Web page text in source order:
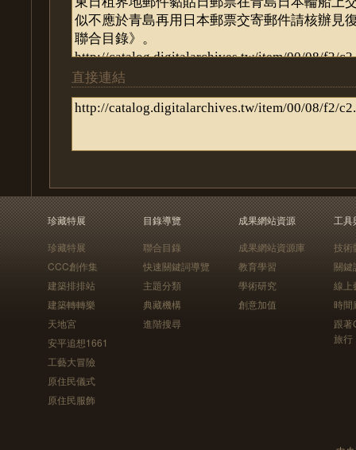
直接連結
珍藏特展
珍藏特展
CCC創作集
建築排排站
建築轉轉樂
天地宮
安平追想1661
工藝大冒險
原住民儀式
原住民服飾
目錄導覽
聯合目錄
快速關鍵詞導覽
主題分類
典藏機構
進階搜尋
成果網站資源
成果網站資源庫
教育學習
學術研究
創意加值
工具
技術
關鍵
線上
時間
跟
旅行